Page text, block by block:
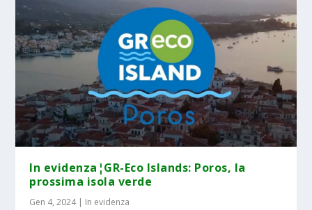
In evidenza¦GR-Eco Islands: Poros, la
prossima isola verde
Gen 4, 2024| In evidenza